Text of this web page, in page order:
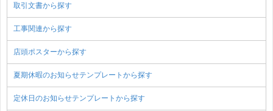
取引文書から探す
工事関連から探す
店頭ポスターから探す
夏期休暇のお知らせテンプレートから探す
定休日のお知らせテンプレートから探す